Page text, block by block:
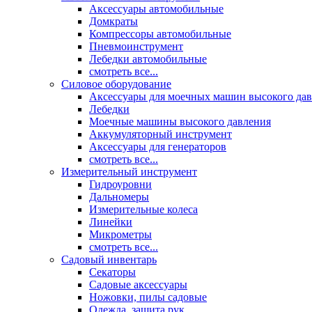
Аксессуары автомобильные
Домкраты
Компрессоры автомобильные
Пневмоинструмент
Лебедки автомобильные
смотреть все...
Силовое оборудование
Аксессуары для моечных машин высокого
Лебедки
Моечные машины высокого давления
Аккумуляторный инструмент
Аксессуары для генераторов
смотреть все...
Измерительный инструмент
Гидроуровни
Дальномеры
Измерительные колеса
Линейки
Микрометры
смотреть все...
Садовый инвентарь
Секаторы
Садовые аксессуары
Ножовки, пилы садовые
Одежда, защита рук